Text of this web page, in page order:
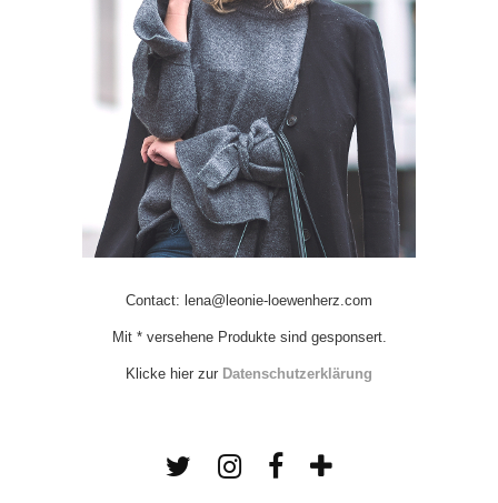
Contact: lena@leonie-loewenherz.com
Mit * versehene Produkte sind gesponsert.
Klicke hier zur Datenschutzerklärung